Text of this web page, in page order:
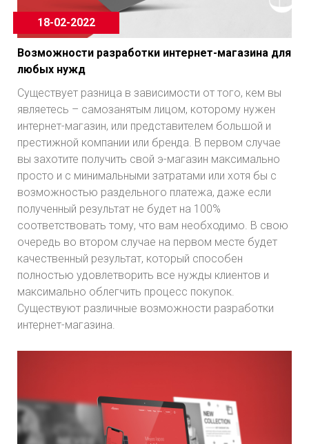
18-02-2022
Возможности разработки интернет-магазина для
любых нужд
Существует разница в зависимости от того, кем вы
являетесь – самозанятым лицом, которому нужен
интернет-магазин, или представителем большой и
престижной компании или бренда. В первом случае
вы захотите получить свой э-магазин максимально
просто и с минимальными затратами или хотя бы с
возможностью раздельного платежа, даже если
полученный результат не будет на 100%
соответствовать тому, что вам необходимо. В свою
очередь во втором случае на первом месте будет
качественный результат, который способен
полностью удовлетворить все нужды клиентов и
максимально облегчить процесс покупок.
Существуют различные возможности разработки
интернет-магазина.